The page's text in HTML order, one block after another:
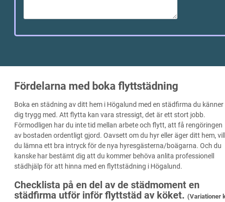
Fördelarna med boka flyttstädning
Boka en städning av ditt hem i Högalund med en städfirma du känner
dig trygg med. Att flytta kan vara stressigt, det är ett stort jobb.
Förmodligen har du inte tid mellan arbete och flytt, att få rengöringen
av bostaden ordentligt gjord. Oavsett om du hyr eller äger ditt hem, vill
du lämna ett bra intryck för de nya hyresgästerna/boägarna. Och du
kanske har bestämt dig att du kommer behöva anlita professionell
städhjälp för att hinna med en flyttstädning i Högalund.
Checklista på en del av de städmoment en
städfirma utför inför flyttstäd av köket. (Variationer